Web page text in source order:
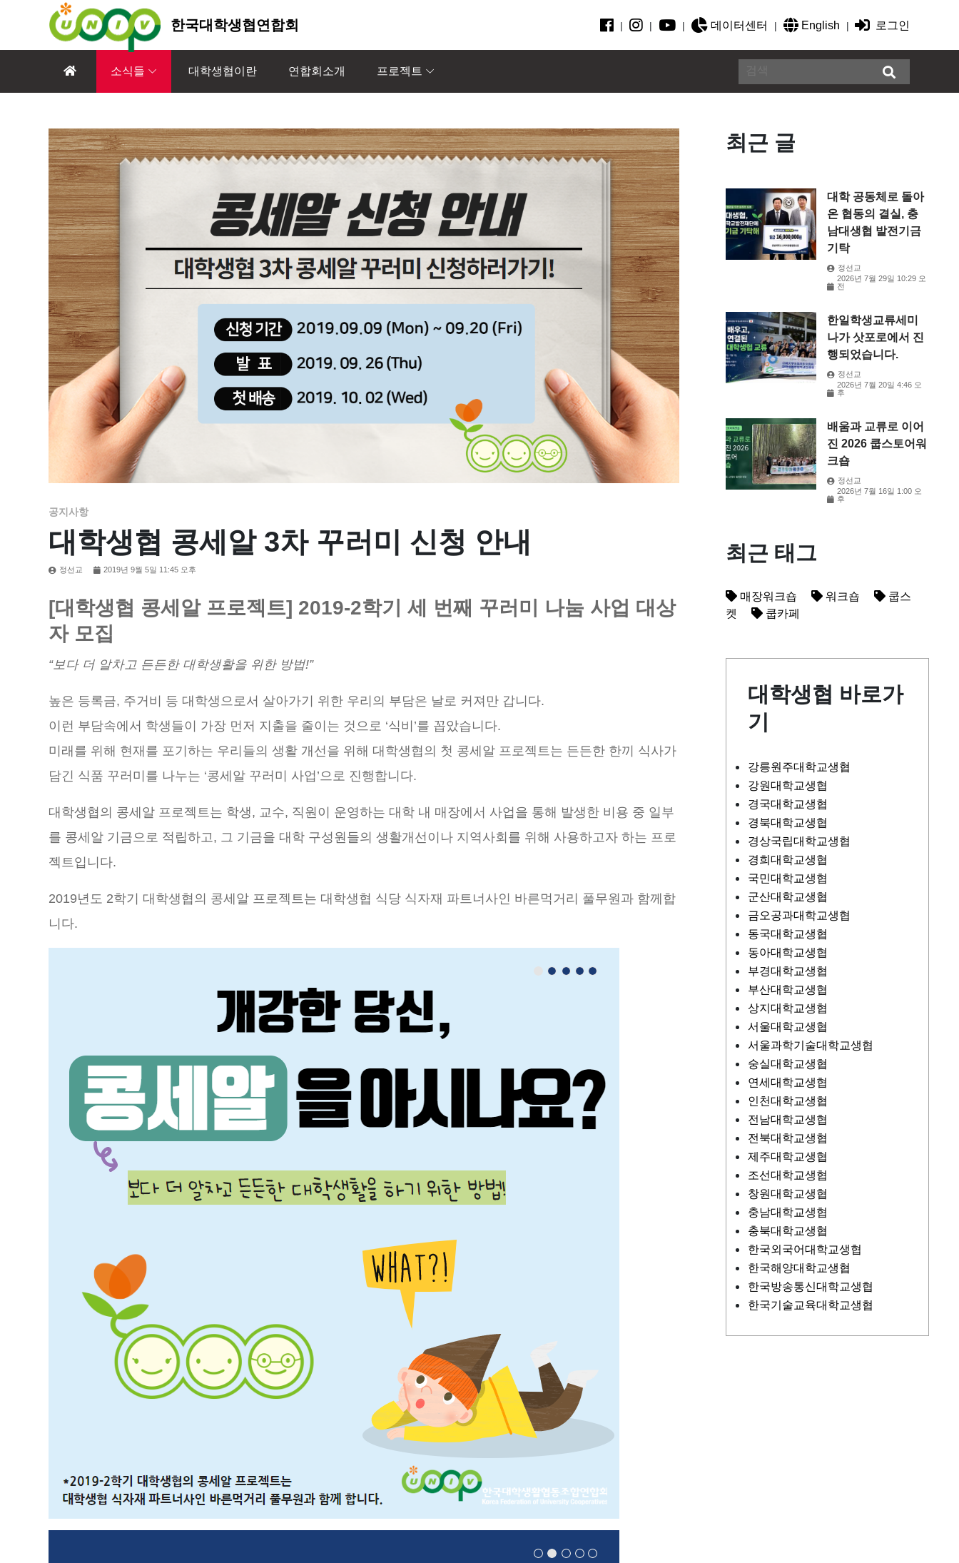
한국대학생협연합회 | | | 데이터센터 | English | 로그인
소식들 대학생협이란 연합회소개 프로젝트
공지사항
대학생협 콩세알 3차 꾸러미 신청 안내
정선교 2019년 9월 5일 11:45 오후
[대학생협 콩세알 프로젝트] 2019-2학기 세 번째 꾸러미 나눔 사업 대상
자 모집
“보다 더 알차고 든든한 대학생활을 위한 방법!”
높은 등록금, 주거비 등 대학생으로서 살아가기 위한 우리의 부담은 날로 커져만 갑니다.
이런 부담속에서 학생들이 가장 먼저 지출을 줄이는 것으로 ‘식비’를 꼽았습니다.
미래를 위해 현재를 포기하는 우리들의 생활 개선을 위해 대학생협의 첫 콩세알 프로젝트는 든든한 한끼 식사가
담긴 식품 꾸러미를 나누는 ‘콩세알 꾸러미 사업’으로 진행합니다.
대학생협의 콩세알 프로젝트는 학생, 교수, 직원이 운영하는 대학 내 매장에서 사업을 통해 발생한 비용 중 일부
를 콩세알 기금으로 적립하고, 그 기금을 대학 구성원들의 생활개선이나 지역사회를 위해 사용하고자 하는 프로
젝트입니다.
2019년도 2학기 대학생협의 콩세알 프로젝트는 대학생협 식당 식자재 파트너사인 바른먹거리 풀무원과 함께합
니다.
최근 글
대학 공동체로 돌아
온 협동의 결실, 충
남대생협 발전기금
기탁
정선교
2026년 7월 29일 10:29 오
전
한일학생교류세미
나가 삿포로에서 진
행되었습니다.
정선교
2026년 7월 20일 4:46 오
후
배움과 교류로 이어
진 2026 쿱스토어워
크숍
정선교
2026년 7월 16일 1:00 오
후
최근 태그
매장워크숍 워크숍
쿱스
켓
쿱카페
대학생협 바로가
기
강릉원주대학교생협
강원대학교생협
경국대학교생협
경북대학교생협
경상국립대학교생협
경희대학교생협
국민대학교생협
군산대학교생협
금오공과대학교생협
동국대학교생협
동아대학교생협
부경대학교생협
부산대학교생협
상지대학교생협
서울대학교생협
서울과학기술대학교생협
숭실대학교생협
연세대학교생협
인천대학교생협
전남대학교생협
전북대학교생협
제주대학교생협
조선대학교생협
창원대학교생협
충남대학교생협
충북대학교생협
한국외국어대학교생협
한국해양대학교생협
한국방송통신대학교생협
한국기술교육대학교생협